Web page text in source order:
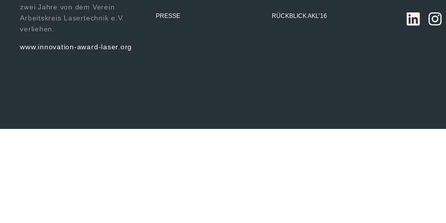
zwei Jahre von dem Verein
Arbeitskreis Lasertechnik e.V.
verliehen.
www.innovation-award-laser.org
PRESSE RÜCKBLICK AKL’16